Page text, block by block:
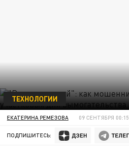
ТЕХНОЛОГИИ
ЕКАТЕРИНА РЕМЕЗОВА 09 СЕНТЯБРЯ 00:15
ПОДПИШИТЕСЬ: